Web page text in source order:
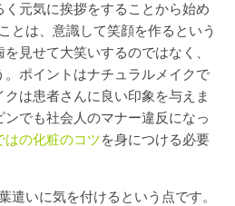
元気に挨拶をすることから始め
とは、意識して笑顔を作るという
見せて大笑いするのではなく、
。ポイントはナチュラルメイクで
は患者さんに良い印象を与えま
でも社会人のマナー違反になっ
はの化粧のコツを身につける必要
遣いに気を付けるという点です。